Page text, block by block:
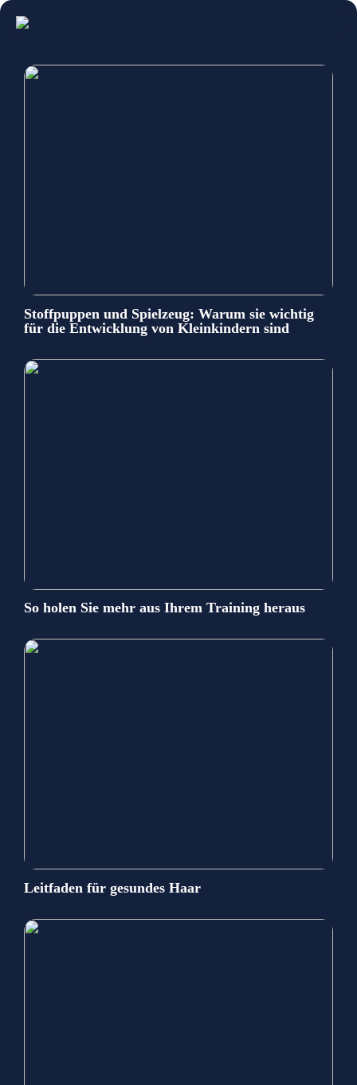
Stoffpuppen und Spielzeug: Warum sie wichtig
für die Entwicklung von Kleinkindern sind
So holen Sie mehr aus Ihrem Training heraus
Leitfaden für gesundes Haar